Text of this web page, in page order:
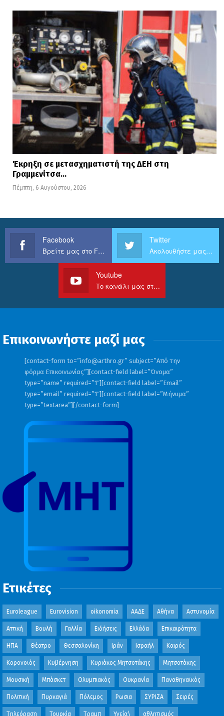
Έκρηξη σε μετασχηματιστή της ΔΕΗ στη
Γραμμενίτσα…
Πέμπτη, 6 Αυγούστου, 2026
Facebook
Βρείτε μας στο Facebook
Twitter
Ακολουθήστε μας στο Twitter
Youtube
Το κανάλι μας στο Youtube
Επικοινωνήστε μαζί μας
[contact-form to=”info@arthro.gr” subject=”Από την
φόρμα Επικοινωνίας”][contact-field label=”Όνομα”
type=”name” required=”1″][contact-field label=”Email”
type=”email” required=”1″][contact-field label=”Μήνυμα”
type=”textarea”][/contact-form]
Ετικέτες
Euroleague Eurovision oikonomia ΑΑΔΕ Αθήνα Αστυνομία
Αττική Βουλή Γαλλία Ειδήσεις Ελλάδα Επικαιρότητα
ΗΠΑ Θέατρο Θεσσαλονίκη Ιράν Ισραήλ Καιρός
Κορονοϊός Κυβέρνηση Κυριάκος Μητσοτάκης Μητσοτάκης
Μουσική Μπάσκετ Ολυμπιακός Ουκρανία Παναθηναϊκός
Πολιτική Πυρκαγιά Πόλεμος Ρωσια ΣΥΡΙΖΑ Σειρές
Τηλεόραση Τουρκία Τραμπ Υγεία\ αθλητισμός